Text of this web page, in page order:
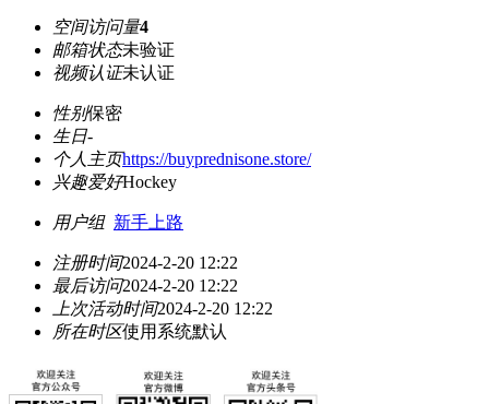
空间访问量4
邮箱状态未验证
视频认证未认证
性别保密
生日-
个人主页https://buyprednisone.store/
兴趣爱好Hockey
用户组 新手上路
注册时间2024-2-20 12:22
最后访问2024-2-20 12:22
上次活动时间2024-2-20 12:22
所在时区使用系统默认